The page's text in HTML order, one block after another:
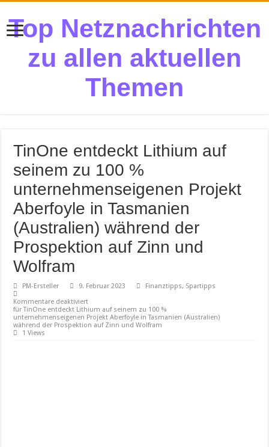
Top Netznachrichten
zu allen aktuellen
Themen
TinOne entdeckt Lithium auf
seinem zu 100 %
unternehmenseigenen Projekt
Aberfoyle in Tasmanien
(Australien) während der
Prospektion auf Zinn und
Wolfram
PM-Ersteller 9. Februar 2023
Finanztipps, Spartipps
Kommentare deaktiviert
für TinOne entdeckt Lithium auf seinem zu 100 %
unternehmenseigenen Projekt Aberfoyle in Tasmanien (Australien)
während der Prospektion auf Zinn und Wolfram
1 Views